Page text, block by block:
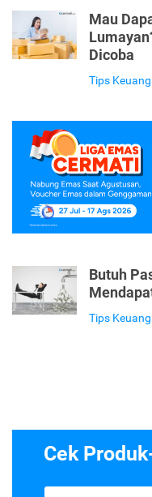
Mau
Dicoba
Tips
Butuh
Tips
Cek